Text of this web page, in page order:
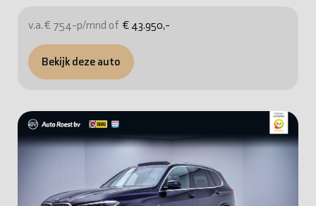
v.a. € 754-p/mnd of € 43.950,-
Bekijk deze auto